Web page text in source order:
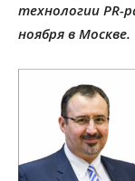
технологии PR-
ноября в Москве.